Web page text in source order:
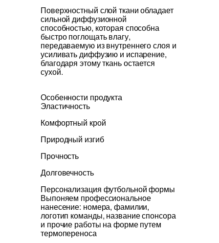
Поверхностный слой ткани обладает
сильной диффузионной
способностью, которая способна
быстро поглощать влагу,
передаваемую из внутреннего слоя и
усиливать диффузию и испарение,
благодаря этому ткань остается
сухой.
Особенности продукта
Эластичность
Комфортный крой
Природный изгиб
Прочность
Долговечность
Персонализация футбольной формы
Выпоняем профессиональное
нанесение: номера, фамилии,
логотип команды, название спонсора
и прочие работы на форме путем
термопереноса